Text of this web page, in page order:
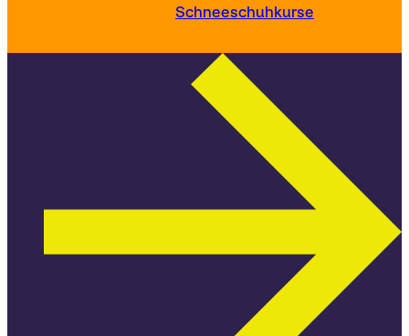
Schneeschuhkurse